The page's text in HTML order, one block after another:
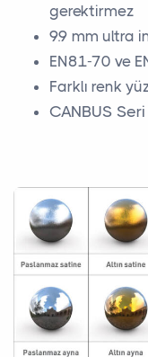
gerektirmez
9.9 mm ultra
EN81-70 ve
Farklı renk
CANBUS